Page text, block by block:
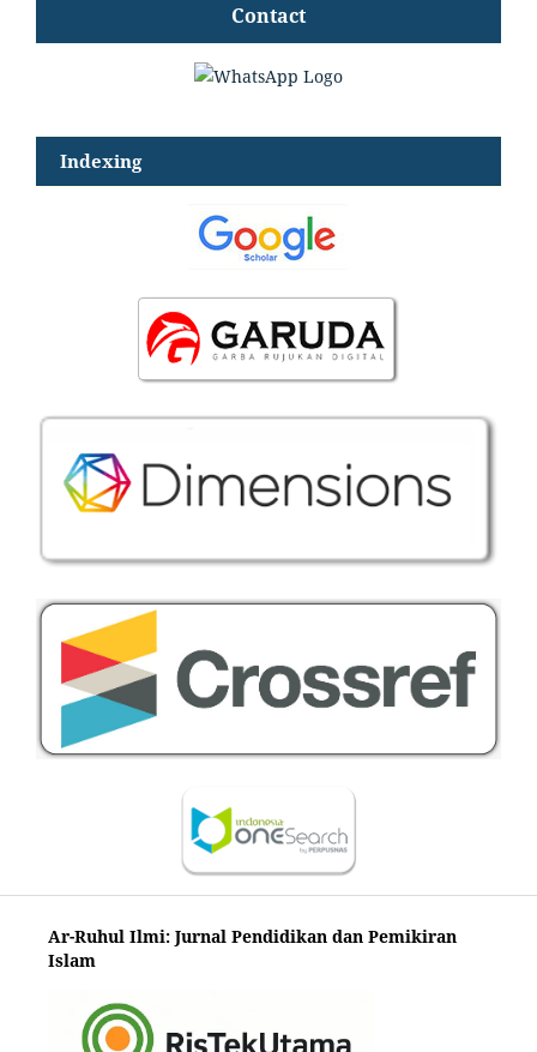
Contact
Indexing
Ar-Ruhul Ilmi: Jurnal Pendidikan dan Pemikiran
Islam